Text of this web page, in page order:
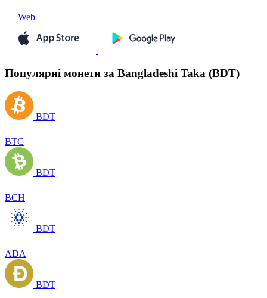
Web
Популярні монети за Bangladeshi Taka (BDT)
BDT
BTC
BDT
BCH
BDT
ADA
BDT